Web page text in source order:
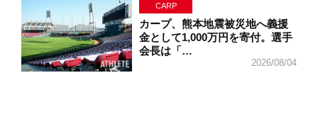
CARP
カープ、熊本地震被災地へ義援
金として1,000万円を寄付。選手
会長は「…
2026/08/04